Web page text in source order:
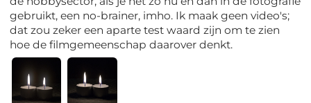
gebruikt, een no-brainer, imho. Ik maak geen video's;
dat zou zeker een aparte test waard zijn om te zien
hoe de filmgemeenschap daarover denkt.